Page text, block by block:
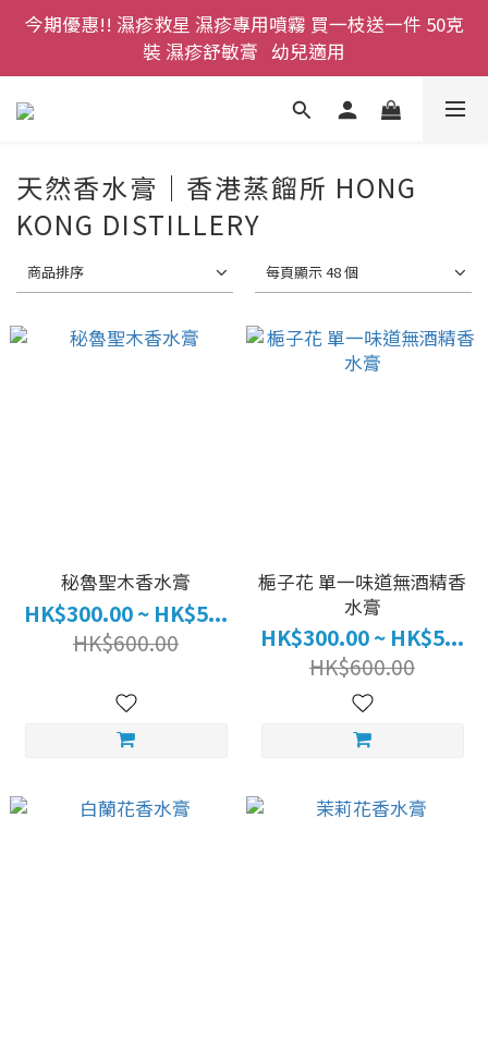
登記成為網店會員，即送$50購物金即刻用!!
首次購買 啤酒花咖啡因洗髮液 享8折優惠 不限購買量
今期優惠!! 濕疹救星 濕疹專用噴霧 買一枝送一件 50克
裝 濕疹舒敏膏   幼兒適用
登記成為網店會員，即送$50購物金即刻用!!
首次購買 啤酒花咖啡因洗髮液 享8折優惠 不限購買量
天然香水膏｜香港蒸餾所 HONG
KONG DISTILLERY
商品排序 每頁顯示 48 個
秘魯聖木香水膏
HK$300.00 ~ HK$5...
HK$600.00
梔子花 單一味道無酒精香
水膏
HK$300.00 ~ HK$5...
HK$600.00